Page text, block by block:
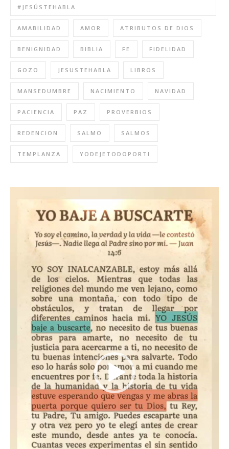
#JESÚSTEHABLA
AMABILIDAD AMOR ATRIBUTOS DE DIOS
BENIGNIDAD BIBLIA FE FIDELIDAD
GOZO JESUSTEHABLA LIBROS
MANSEDUMBRE NACIMIENTO NAVIDAD
PACIENCIA PAZ PROVERBIOS
REDENCION SALMO SALMOS
TEMPLANZA YODEJETODOPORTI